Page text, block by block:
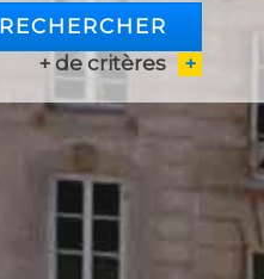
RECHERCHER
+ de critères +